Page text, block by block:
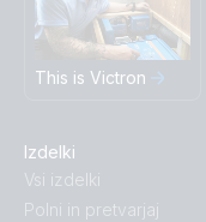
This is Victron
Izdelki
Vsi izdelki
Polni in pretvarjaj